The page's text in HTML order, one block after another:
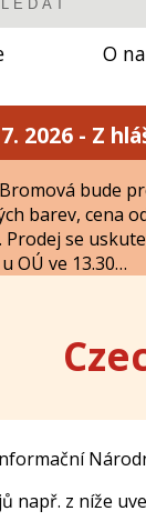
O
2026 - Z
bude
barev, cena
Prodej se
OÚ ve 13.30…
např. z níže